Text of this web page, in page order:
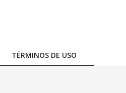
TÉRMINOS DE USO